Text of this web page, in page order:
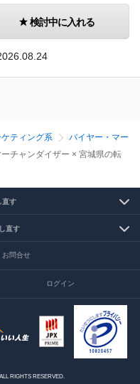
検討中に入れる
ティング系
バイヤー・マー
チャンダイザー × 宮城県の転
直す
直す
お問合せ
ログイン
RIGHTS RESERVED.